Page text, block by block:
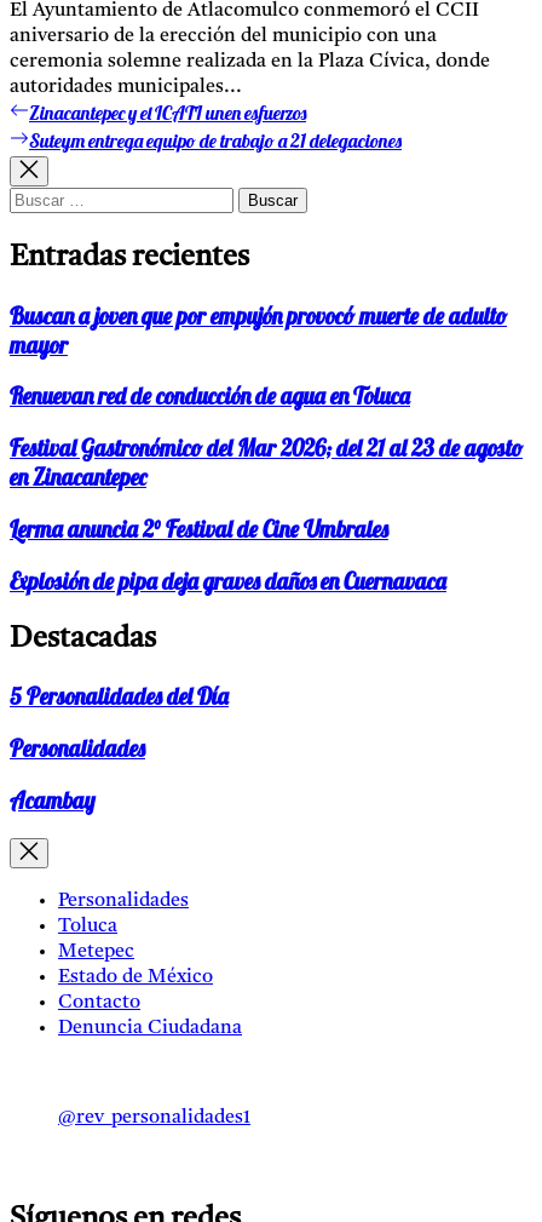
El Ayuntamiento de Atlacomulco conmemoró el CCII
aniversario de la erección del municipio con una
ceremonia solemne realizada en la Plaza Cívica, donde
autoridades municipales...
Navegación
de
entradas
Entrada
anterior:
Zinacantepec y el ICATI unen esfuerzos
Entrada
siguiente:
Suteym entrega equipo de trabajo a 21 delegaciones
Buscar:
Entradas recientes
Buscan a joven que por empujón provocó muerte de adulto
mayor
Renuevan red de conducción de agua en Toluca
Festival Gastronómico del Mar 2026; del 21 al 23 de agosto
en Zinacantepec
Lerma anuncia 2° Festival de Cine Umbrales
Explosión de pipa deja graves daños en Cuernavaca
Destacadas
5 Personalidades del Día
Personalidades
Acambay
Personalidades
Toluca
Metepec
Estado de México
Contacto
Denuncia Ciudadana
@rev_personalidades1